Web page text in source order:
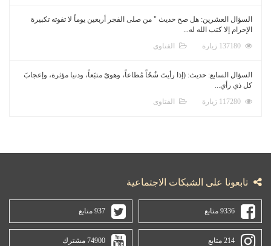
السؤال العشرين: هل صح حديث " من صلى الفجر أربعين يوماً لا تفوته تكبيرة
الإحرام إلا كتب الله له...
الفتاوى
السؤال السابع: حديث: (إذا رأيتَ شُحّاً مُطاعاً، وهوىً متبَعاً، ودنيا مؤثرة، وإعجابَ
كل ذي رأي...
الفتاوى
تابعونا على الشبكات الاجتماعية
9336 متابع 937 متابع
214 متابع 74900 مشترك